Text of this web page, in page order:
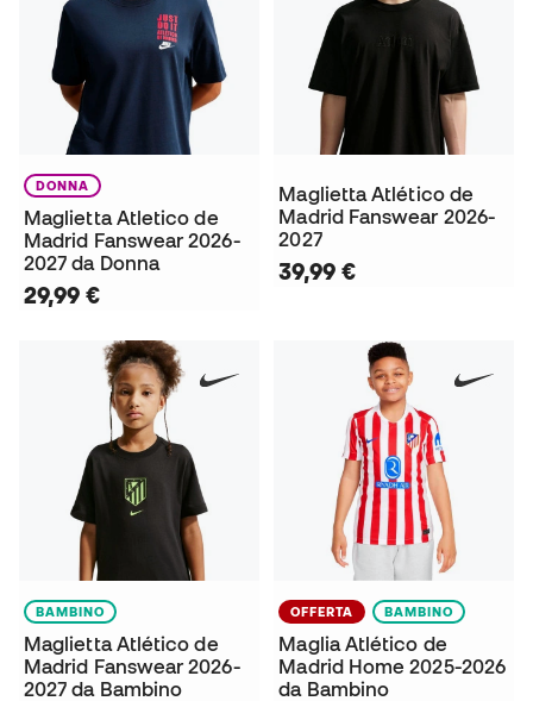
DONNA
Maglietta Atletico de
Madrid Fanswear 2026-
2027 da Donna
29,99 €
Maglietta Atlético de
Madrid Fanswear 2026-
2027
39,99 €
BAMBINO
Maglietta Atlético de
Madrid Fanswear 2026-
2027 da Bambino
OFFERTA BAMBINO
Maglia Atlético de
Madrid Home 2025-2026
da Bambino